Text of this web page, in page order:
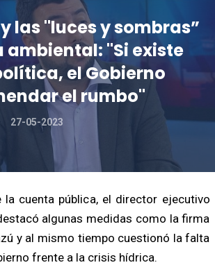
las "luces y sombras”
ambiental: "Si existe
el Gobierno
el rumbo"
27-05-2023
la cuenta pública, el director ejecutivo
algunas medidas como la firma
y al mismo tiempo cuestionó la falta
frente a la crisis hídrica.